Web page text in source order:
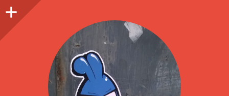
O
p
e
n
i
d
e
b
a
Seitenleiste